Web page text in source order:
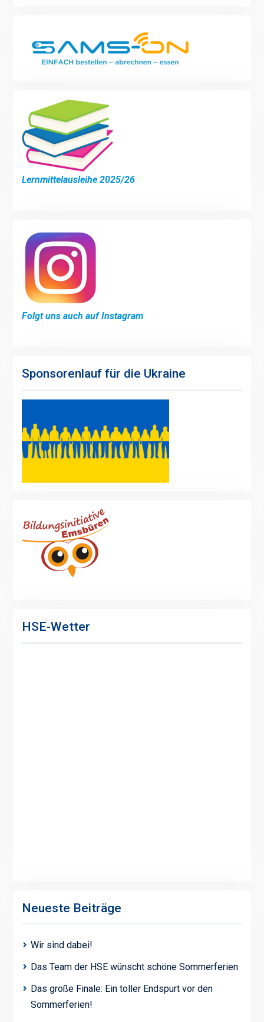
Lernmittelausleihe 2025/26
Folgt uns auch auf Instagram
Sponsorenlauf für die Ukraine
HSE-Wetter
Neueste Beiträge
Wir sind dabei!
Das Team der HSE wünscht schöne Sommerferien
Das große Finale: Ein toller Endspurt vor den
Sommerferien!